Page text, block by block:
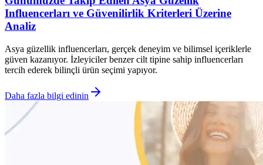
Influencerları ve Güvenilirlik Kriterleri Üzerine
Analiz
Asya güzellik influencerları, gerçek deneyim ve bilimsel içeriklerle
güven kazanıyor. İzleyiciler benzer cilt tipine sahip influencerları
tercih ederek bilinçli ürün seçimi yapıyor.
Daha fazla bilgi edinin